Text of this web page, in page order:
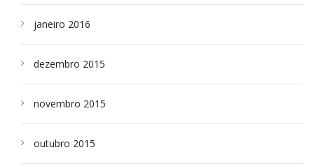
janeiro 2016
dezembro 2015
novembro 2015
outubro 2015